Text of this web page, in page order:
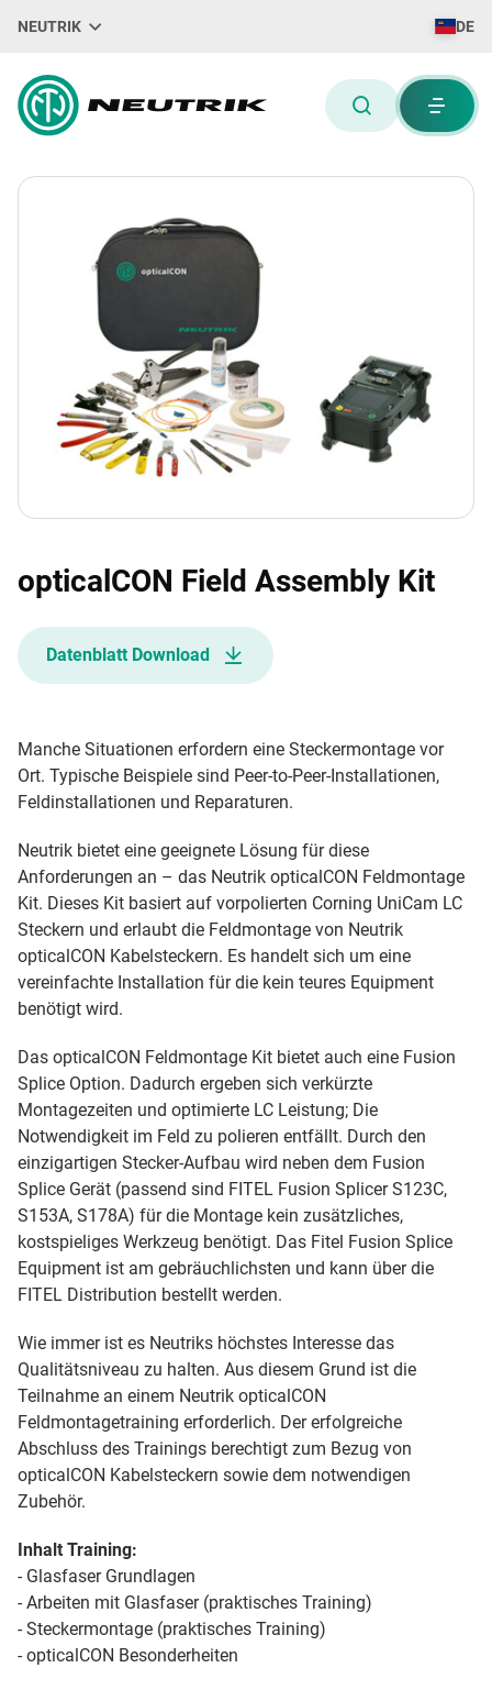
NEUTRIK DE
opticalCON Field Assembly Kit
Datenblatt Download
Manche Situationen erfordern eine Steckermontage vor
Ort. Typische Beispiele sind Peer-to-Peer-Installationen,
Feldinstallationen und Reparaturen.
Neutrik bietet eine geeignete Lösung für diese
Anforderungen an – das Neutrik opticalCON Feldmontage
Kit. Dieses Kit basiert auf vorpolierten Corning UniCam LC
Steckern und erlaubt die Feldmontage von Neutrik
opticalCON Kabelsteckern. Es handelt sich um eine
vereinfachte Installation für die kein teures Equipment
benötigt wird.
Das opticalCON Feldmontage Kit bietet auch eine Fusion
Splice Option. Dadurch ergeben sich verkürzte
Montagezeiten und optimierte LC Leistung; Die
Notwendigkeit im Feld zu polieren entfällt. Durch den
einzigartigen Stecker-Aufbau wird neben dem Fusion
Splice Gerät (passend sind FITEL Fusion Splicer S123C,
S153A, S178A) für die Montage kein zusätzliches,
kostspieliges Werkzeug benötigt. Das Fitel Fusion Splice
Equipment ist am gebräuchlichsten und kann über die
FITEL Distribution bestellt werden.
Wie immer ist es Neutriks höchstes Interesse das
Qualitätsniveau zu halten. Aus diesem Grund ist die
Teilnahme an einem Neutrik opticalCON
Feldmontagetraining erforderlich. Der erfolgreiche
Abschluss des Trainings berechtigt zum Bezug von
opticalCON Kabelsteckern sowie dem notwendigen
Zubehör.
Inhalt Training:
- Glasfaser Grundlagen
- Arbeiten mit Glasfaser (praktisches Training)
- Steckermontage (praktisches Training)
- opticalCON Besonderheiten